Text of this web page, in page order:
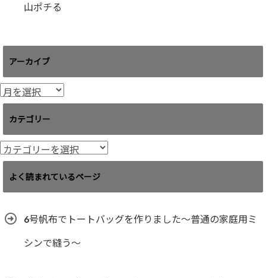
山ポチる
アーカイブ
ア
ー
イ
ブ
カテゴリー
カ
テ
リ
よく読まれているページ
6号帆布でトートバッグを作りました〜普通の家庭用ミ
シンで縫う〜